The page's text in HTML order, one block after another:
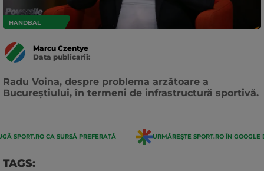
HANDBAL
Marcu Czentye
Data publicarii:
Radu Voina, despre problema arzătoare a
Bucureștiului, în termeni de infrastructură sportivă.
SPORT.RO CA SURSĂ PREFERATĂ URMĂREȘTE SPORT.RO ÎN GOOGLE
TAGS: